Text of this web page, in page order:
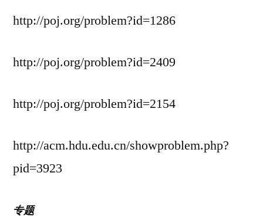
http://poj.org/problem?id=1286
http://poj.org/problem?id=2409
http://poj.org/problem?id=2154
http://acm.hdu.edu.cn/showproblem.php?
pid=3923
专题